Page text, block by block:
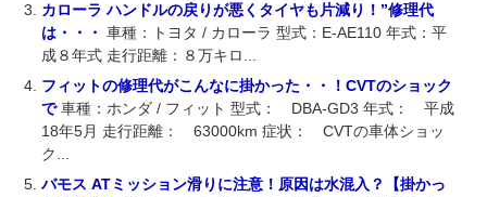
カローラ ハンドルの戻りが悪くタイヤも片減り！”修理代
は・・・車種：トヨタ / カローラ 型式：E-AE110 年式：平
成８年式 走行距離：８万キロ...
フィットの修理代がこんなに掛かった・・！CVTのショック
で車種：ホンダ / フィット 型式： DBA-GD3 年式： 平成
18年5月 走行距離： 63000km 症状： CVTの車体ショッ
ク...
バモス ATミッション滑りに注意！原因は水混入？【掛かっ